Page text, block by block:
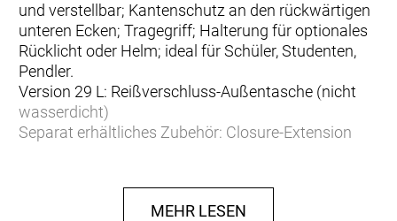
und verstellbar; Kantenschutz an den rückwärtigen
unteren Ecken; Tragegriff; Halterung für optionales
Rücklicht oder Helm; ideal für Schüler, Studenten,
Pendler.
Version 29 L: Reißverschluss-Außentasche (nicht
wasserdicht)
Separat erhältliches Zubehör: Closure-Extension
x 21 CENTIMETER
MEHR LESEN